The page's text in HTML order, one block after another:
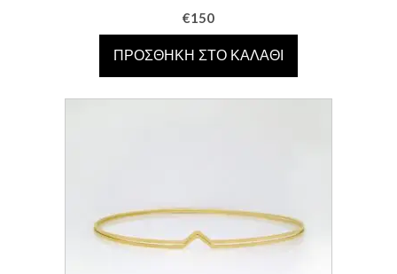
€150
ΠΡΟΣΘΉΚΗ ΣΤΟ ΚΑΛΆΘΙ